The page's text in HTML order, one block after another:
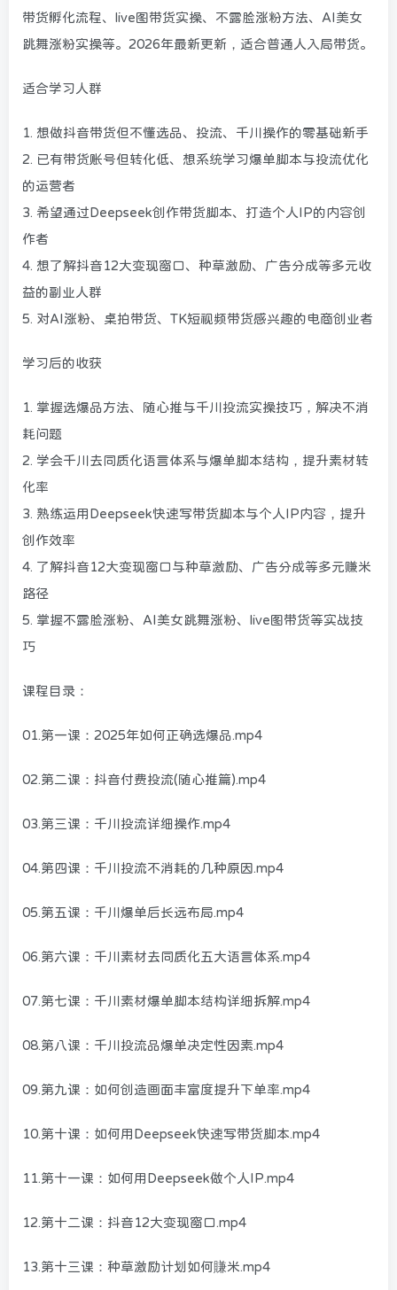
带货孵化流程、live图带货实操、不露脸涨粉方法、AI美女
跳舞涨粉实操等。2026年最新更新，适合普通人入局带货。
适合学习人群
1. 想做抖音带货但不懂选品、投流、千川操作的零基础新手
2. 已有带货账号但转化低、想系统学习爆单脚本与投流优化
的运营者
3. 希望通过Deepseek创作带货脚本、打造个人IP的内容创
作者
4. 想了解抖音12大变现窗口、种草激励、广告分成等多元收
益的副业人群
5. 对AI涨粉、桌拍带货、TK短视频带货感兴趣的电商创业者
学习后的收获
1. 掌握选爆品方法、随心推与千川投流实操技巧，解决不消
耗问题
2. 学会千川去同质化语言体系与爆单脚本结构，提升素材转
化率
3. 熟练运用Deepseek快速写带货脚本与个人IP内容，提升
创作效率
4. 了解抖音12大变现窗口与种草激励、广告分成等多元赚米
路径
5. 掌握不露脸涨粉、AI美女跳舞涨粉、live图带货等实战技
巧
课程目录：
01.第一课：2025年如何正确选爆品.mp4
02.第二课：抖音付费投流(随心推篇).mp4
03.第三课：千川投流详细操作.mp4
04.第四课：千川投流不消耗的几种原因.mp4
05.第五课：千川爆单后长远布局.mp4
06.第六课：千川素材去同质化五大语言体系.mp4
07.第七课：千川素材爆单脚本结构详细拆解.mp4
08.第八课：千川投流品爆单决定性因素.mp4
09.第九课：如何创造画面丰富度提升下单率.mp4
10.第十课：如何用Deepseek快速写带货脚本.mp4
11.第十一课：如何用Deepseek做个人IP.mp4
12.第十二课：抖音12大变现窗口.mp4
13.第十三课：种草激励计划如何賺米.mp4